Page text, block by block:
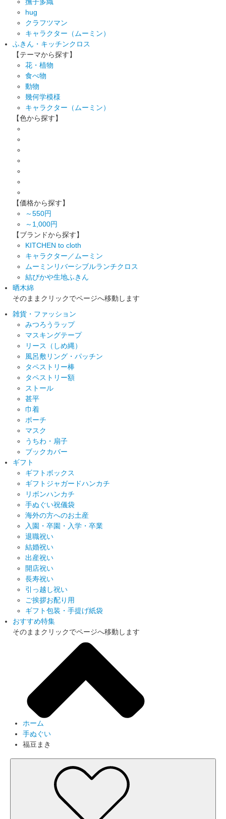
hug
クラフツマン
キャラクター（ムーミン）
ふきん・キッチンクロス
【テーマから探す】
花・植物
食べ物
動物
幾何学模様
キャラクター（ムーミン）
【色から探す】
【価格から探す】
～550円
～1,000円
【ブランドから探す】
KITCHEN to cloth
キャラクター／ムーミン
ムーミンリバーシブルランチクロス
結びかや生地ふきん
晒木綿
そのままクリックでページへ移動します
雑貨・ファッション
みつろうラップ
マスキングテープ
リース（しめ縄）
風呂敷リング・パッチン
タペストリー棒
タペストリー額
ストール
甚平
巾着
ポーチ
マスク
うちわ・扇子
ブックカバー
ギフト
ギフトボックス
ギフトジャガードハンカチ
リボンハンカチ
手ぬぐい祝儀袋
海外の方へのお土産
入園・卒園・入学・卒業
退職祝い
結婚祝い
出産祝い
開店祝い
長寿祝い
引っ越し祝い
ご挨拶お配り用
ギフト包装・手提げ紙袋
おすすめ特集
そのままクリックでページへ移動します
ホーム
手ぬぐい
福豆まき